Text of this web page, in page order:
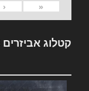
«
‹
קטלוג אביזרים Jeep 1985